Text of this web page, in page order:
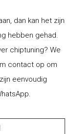
dan kan het zijn
hebben gehad.
chiptuning? We
contact op om
eenvoudig